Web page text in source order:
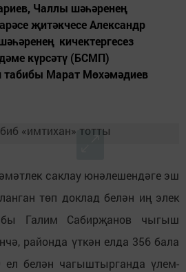
Чаллы шәһәренең
җитәкчесе Александр
кичектергесез
күрсәтү (БСМП)
табибы Марат Мөхәмәдиев
саклау юнәлешендәге эш
төп доклад белән иң элек
Галим Сабирҗанов чыгыш
районда үткән елда 356 бала
ел белән чагыштырганда үлем-